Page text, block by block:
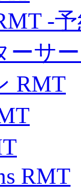
-
ーサ
RMT
RMT